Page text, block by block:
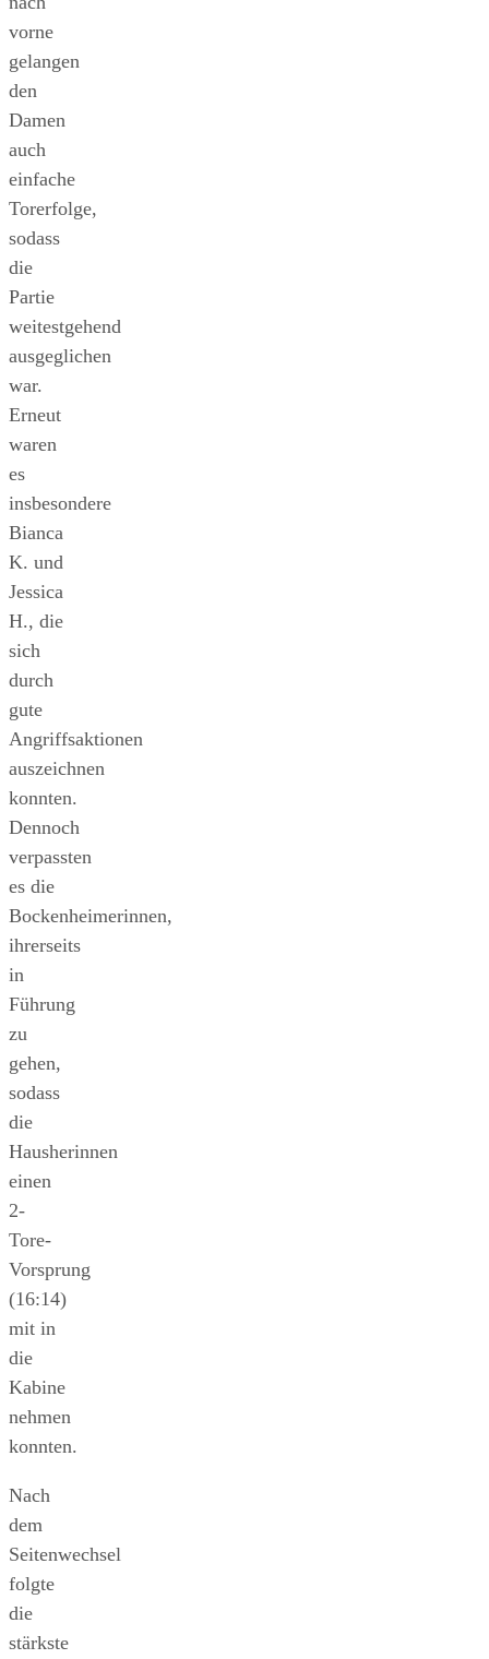
vorne
gelangen
den
Damen
auch
einfache
Torerfolge,
sodass
die
Partie
weitestgehend
ausgeglichen
war.
Erneut
waren
es
insbesondere
Bianca
K. und
Jessica
H., die
sich
durch
gute
Angriffsaktionen
auszeichnen
konnten.
Dennoch
verpassten
es die
Bockenheimerinnen,
ihrerseits
in
Führung
zu
gehen,
sodass
die
Hausherinnen
einen
2-
Tore-
Vorsprung
(16:14)
mit in
die
Kabine
nehmen
konnten.
Nach
dem
Seitenwechsel
folgte
die
stärkste